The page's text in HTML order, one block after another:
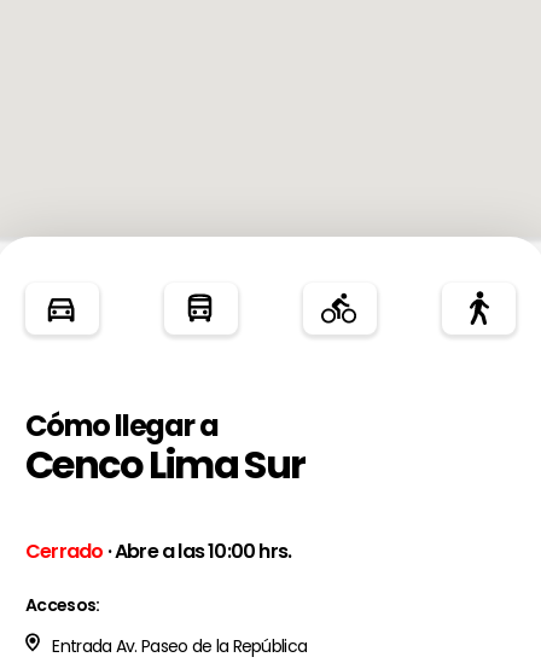
Cómo llegar a
Cenco Lima Sur
Cerrado · Abre a las 10:00 hrs.
Accesos:
Entrada Av. Paseo de la República